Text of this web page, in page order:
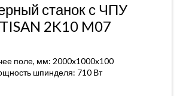
станок с ЧПУ
2K10 M07
поле, мм: 2000x1000x100
шпинделя: 710 Вт